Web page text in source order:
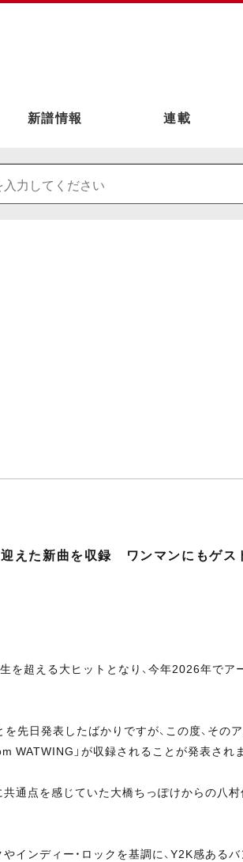
新譜情報 連載
えた新曲を収録 ワンマンにもゲス
超える大ヒットとなり、今年2026年でア
先日発表したばかりですが、この度、その
」が収録されることが発表されま
通点を感じていた大橋ちっぽけからの八
ンディー・ロックを基調に、Y2K感ある